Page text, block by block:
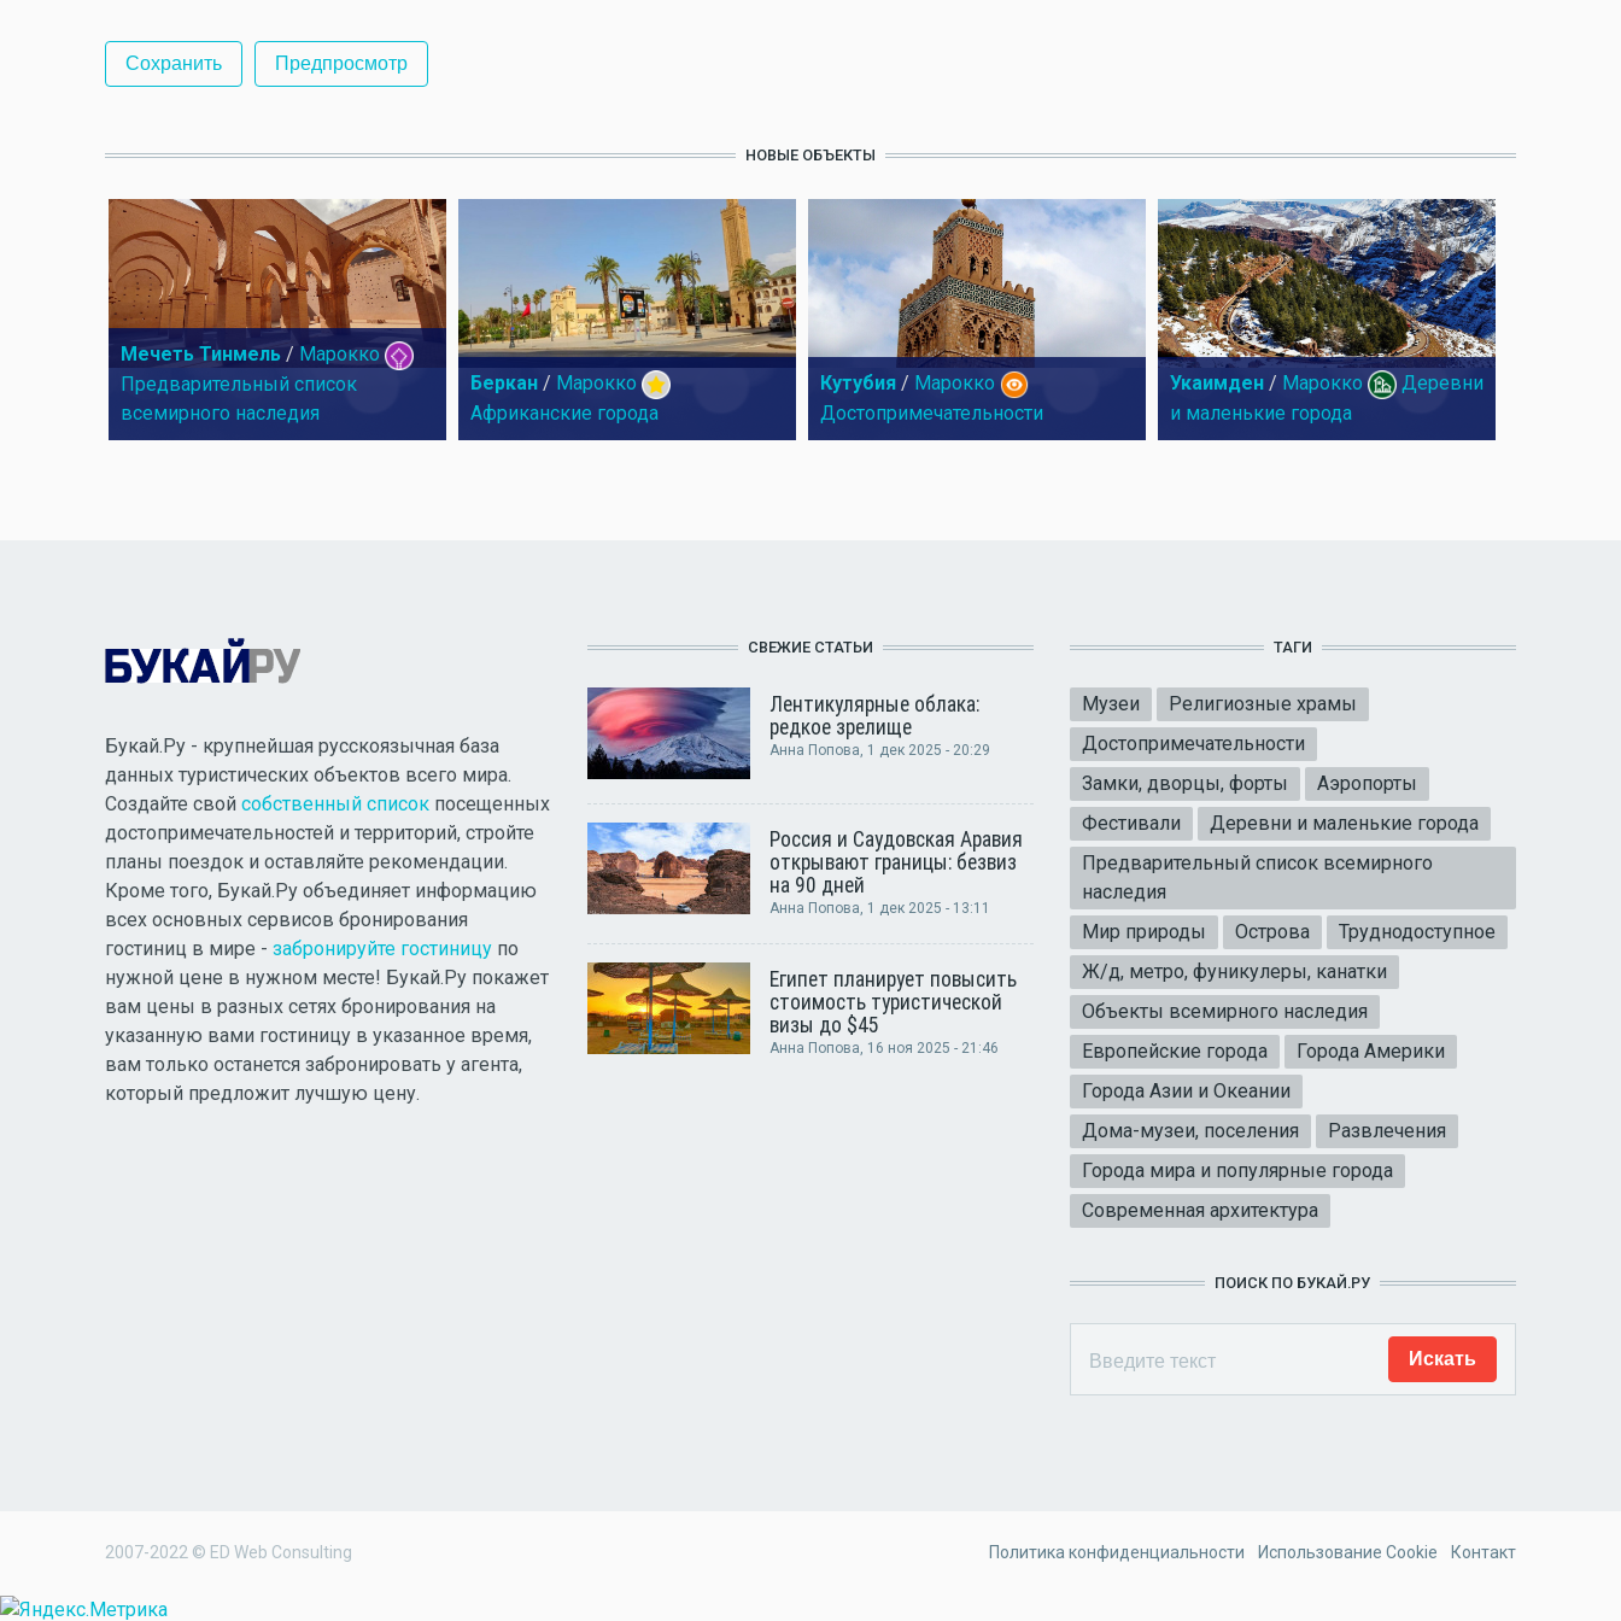
НОВЫЕ ОБЪЕКТЫ
Мечеть Тинмель / Марокко
Предварительный список
всемирного наследия
Беркан / Марокко
Африканские города
Кутубия / Марокко
Достопримечательности
Укаимден / Марокко
Деревни
и маленькие города
Букай.Ру - крупнейшая русскоязычная база
данных туристических объектов всего мира.
Создайте свой собственный список посещенных
достопримечательностей и территорий, стройте
планы поездок и оставляйте рекомендации.
Кроме того, Букай.Ру объединяет информацию
всех основных сервисов бронирования
гостиниц в мире - забронируйте гостиницу по
нужной цене в нужном месте! Букай.Ру покажет
вам цены в разных сетях бронирования на
указанную вами гостиницу в указанное время,
вам только останется забронировать у агента,
который предложит лучшую цену.
СВЕЖИЕ СТАТЬИ
Лентикулярные облака:
редкое зрелище
Анна Попова, 1 дек 2025 - 20:29
Россия и Саудовская Аравия
открывают границы: безвиз
на 90 дней
Анна Попова, 1 дек 2025 - 13:11
Египет планирует повысить
стоимость туристической
визы до $45
Анна Попова, 16 ноя 2025 - 21:46
ТАГИ
Музеи
Религиозные храмы
Достопримечательности
Замки, дворцы, форты
Аэропорты
Фестивали
Деревни и маленькие города
Предварительный список всемирного
наследия
Мир природы
Острова
Труднодоступное
Ж/д, метро, фуникулеры, канатки
Объекты всемирного наследия
Европейские города
Города Америки
Города Азии и Океании
Дома-музеи, поселения
Развлечения
Города мира и популярные города
Современная архитектура
ПОИСК ПО БУКАЙ.РУ
2007-2022 © ED Web Consulting Политика конфиденциальности Использование Cookie Контакт